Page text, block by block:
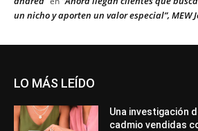
un nicho y aporten un valor especial”, MEW
LO MÁS LEÍDO
Una investigación
cadmio vendidas